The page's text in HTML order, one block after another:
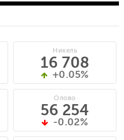
Никель
16 708
+0.05%
Олово
56 254
-0.02%